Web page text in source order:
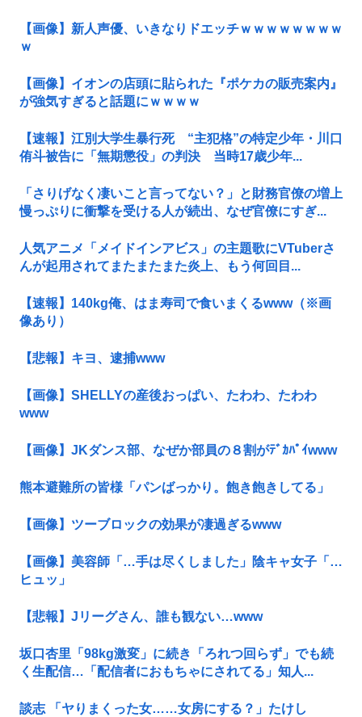
【画像】新人声優、いきなりドエッチｗｗｗｗｗｗｗｗ
ｗ
【画像】イオンの店頭に貼られた『ポケカの販売案内』
が強気すぎると話題にｗｗｗｗ
【速報】江別大学生暴行死 “主犯格”の特定少年・川口
侑斗被告に「無期懲役」の判決 当時17歳少年...
「さりげなく凄いこと言ってない？」と財務官僚の増上
慢っぷりに衝撃を受ける人が続出、なぜ官僚にすぎ...
人気アニメ「メイドインアビス」の主題歌にVTuberさ
んが起用されてまたまたまた炎上、もう何回目...
【速報】140kg俺、はま寿司で食いまくるwww（※画
像あり）
【悲報】キヨ、逮捕www
【画像】SHELLYの産後おっぱい、たわわ、たわわ
www
【画像】JKダンス部、なぜか部員の８割がﾃﾞｶﾊﾟｲwww
熊本避難所の皆様「パンばっかり。飽き飽きしてる」
【画像】ツーブロックの効果が凄過ぎるwww
【画像】美容師「…手は尽くしました」陰キャ女子「…
ヒュッ」
【悲報】Jリーグさん、誰も観ない…www
坂口杏里「98kg激変」に続き「ろれつ回らず」でも続
く生配信…「配信者におもちゃにされてる」知人...
談志 「ヤりまくった女……女房にする？」たけし